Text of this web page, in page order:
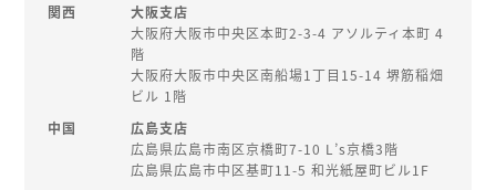
関西
大阪支店
大阪府大阪市中央区本町2-3-4 アソルティ本町 4
階
大阪府大阪市中央区南船場1丁目15-14 堺筋稲畑
ビル 1階
中国
広島支店
広島県広島市南区京橋町7-10 L’s京橋3階
広島県広島市中区基町11-5 和光紙屋町ビル1F